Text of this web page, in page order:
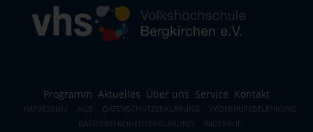
Programm Aktuelles Über uns Service Kontakt
IMPRESSUM AGB DATENSCHUTZERKLÄRUNG
WIDERRUFSBELEHRUNG
BARRIEREFREIHEITSERKLÄRUNG
WIDERRUF